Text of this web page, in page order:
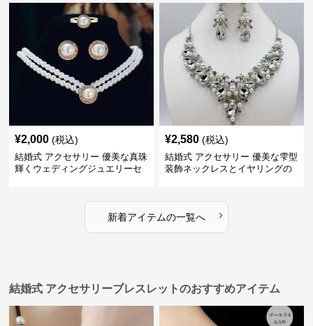
¥2,000 (税込)
結婚式 アクセサリー 優美な真珠
輝くウェディングジュエリーセ
¥2,580 (税込)
結婚式 アクセサリー 優美な雫型
装飾ネックレスとイヤリングの
新着アイテムの一覧へ ›
結婚式 アクセサリーブレスレットのおすすめアイテム